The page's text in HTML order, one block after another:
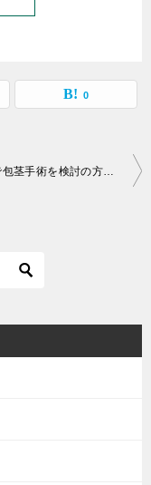
0
交野市で包茎手術を検討の方へ料金相場や口コミ一覧